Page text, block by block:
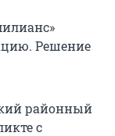
Решение
районный
с